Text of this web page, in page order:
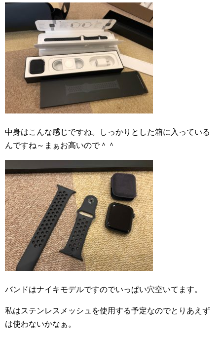
中身はこんな感じですね。しっかりとした箱に入っている
んですね～まぁお高いので＾＾
バンドはナイキモデルですのでいっぱい穴空いてます。
私はステンレスメッシュを使用する予定なのでとりあえず
は使わないかなぁ。